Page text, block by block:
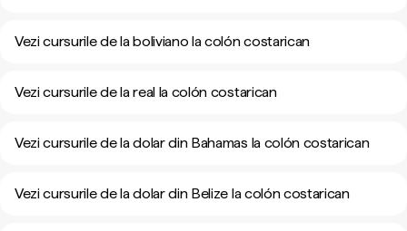
Vezi cursurile de la boliviano la colón costarican
Vezi cursurile de la real la colón costarican
Vezi cursurile de la dolar din Bahamas la colón costarican
Vezi cursurile de la dolar din Belize la colón costarican